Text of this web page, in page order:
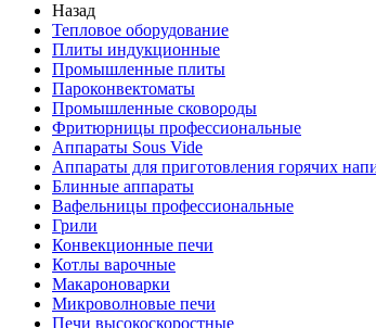
Назад
Тепловое оборудование
Плиты индукционные
Промышленные плиты
Пароконвектоматы
Промышленные сковороды
Фритюрницы профессиональные
Аппараты Sous Vide
Аппараты для приготовления горячих
Блинные аппараты
Вафельницы профессиональные
Грили
Конвекционные печи
Котлы варочные
Макароноварки
Микроволновые печи
Печи высокоскоростные